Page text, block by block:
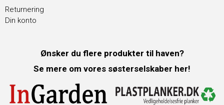
Returnering
Din konto
Ønsker du flere produkter til haven?
Se mere om vores søsterselskaber her!